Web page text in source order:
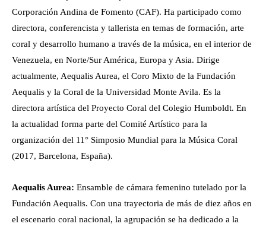
Corporación Andina de Fomento (CAF). Ha participado como
directora, conferencista y tallerista en temas de formación, arte
coral y desarrollo humano a través de la música, en el interior de
Venezuela, en Norte/Sur América, Europa y Asia. Dirige
actualmente, Aequalis Aurea, el Coro Mixto de la Fundación
Aequalis y la Coral de la Universidad Monte Avila. Es la
directora artística del Proyecto Coral del Colegio Humboldt. En
la actualidad forma parte del Comité Artístico para la
organización del 11° Simposio Mundial para la Música Coral
(2017, Barcelona, España).
Aequalis Aurea: Ensamble de cámara femenino tutelado por la
Fundación Aequalis. Con una trayectoria de más de diez años en
el escenario coral nacional, la agrupación se ha dedicado a la